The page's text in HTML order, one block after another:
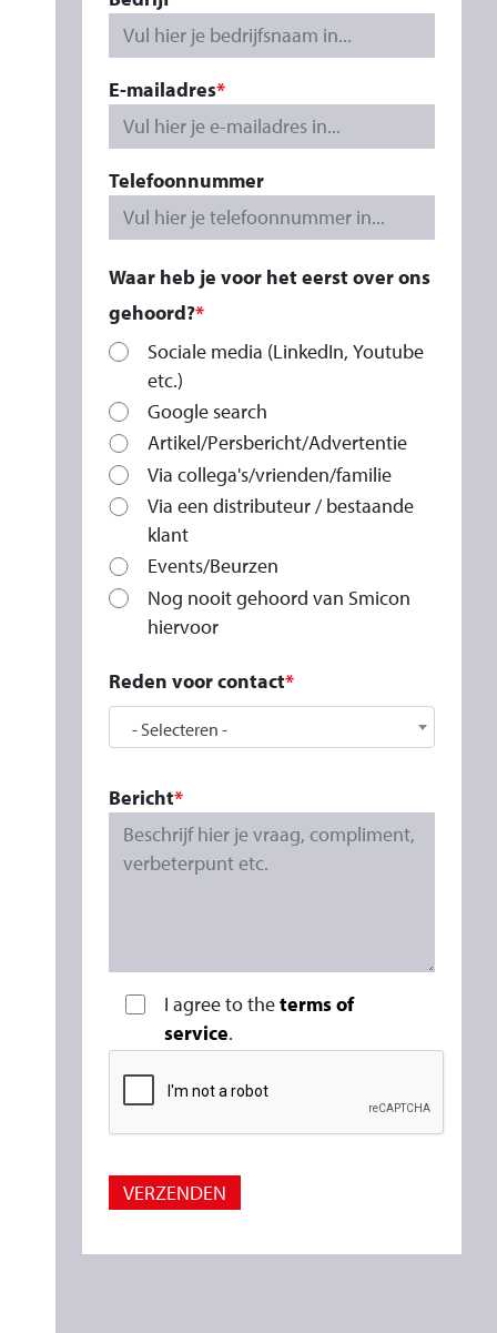
E-mailadres
Telefoonnummer
Waar heb je voor het eerst over ons
gehoord?
Sociale media (LinkedIn, Youtube
etc.)
Google search
Artikel/Persbericht/Advertentie
Via collega's/vrienden/familie
Via een distributeur / bestaande
klant
Events/Beurzen
Nog nooit gehoord van Smicon
hiervoor
Reden voor contact
Reden voor contact
- Selecteren -
Bericht
I agree to theterms of
service.